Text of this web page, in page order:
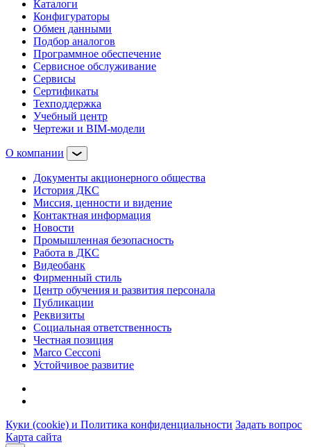
Каталоги
Конфигураторы
Обмен данными
Подбор аналогов
Программное обеспечение
Сервисное обслуживание
Сервисы
Сертификаты
Техподдержка
Учебный центр
Чертежи и BIM-модели
О компании
Документы акционерного общества
История ДКС
Миссия, ценности и видение
Контактная информация
Новости
Промышленная безопасность
Работа в ДКС
Видеобанк
Фирменный стиль
Центр обучения и развития персонала
Публикации
Реквизиты
Социальная ответственность
Честная позиция
Marco Cecconi
Устойчивое развитие
Куки (cookie) и Политика конфиденциальности Задать вопрос
Карта сайта